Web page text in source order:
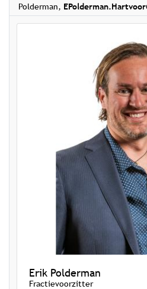
Polderman,
Erik Polderman
Fractievoorzitter